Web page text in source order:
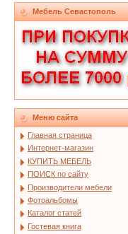
Мебель Севастополь
Меню сайта
Главная страница
Интернет-магазин
КУПИТЬ МЕБЕЛЬ
ПОИСК по сайту
Производители мебели
Фотоальбомы
Каталог статей
Гостевая книга